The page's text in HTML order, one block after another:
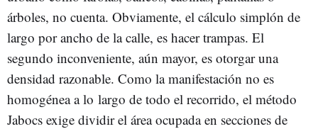
árboles, no cuenta. Obviamente, el cálculo simplón de
largo por ancho de la calle, es hacer trampas. El
segundo inconveniente, aún mayor, es otorgar una
densidad razonable. Como la manifestación no es
homogénea a lo largo de todo el recorrido, el método
Jabocs exige dividir el área ocupada en secciones de